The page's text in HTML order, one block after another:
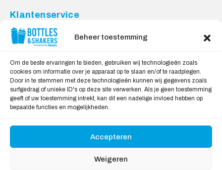
Beheer toestemming
Om de beste ervaringen te bieden, gebruiken wij technologieën zoals
cookies om informatie over je apparaat op te slaan en/of te raadplegen.
Door in te stemmen met deze technologieën kunnen wij gegevens zoals
surfgedrag of unieke ID's op deze site verwerken. Als je geen toestemming
geeft of uw toestemming intrekt, kan dit een nadelige invloed hebben op
bepaalde functies en mogelijkheden.
Accepteren
Weigeren
Klantenservice
Contact
Levering & Retourneren
Veilig Shoppen
My account
Winkelwagen